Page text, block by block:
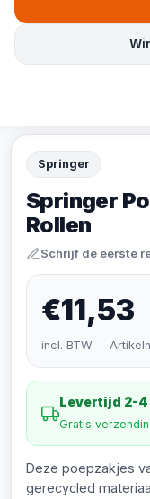
Springer
Springer
Rollen
Schrijf de eerste
€11,53
incl. BTW ·
Levertijd 2-
Gratis
Deze poepzakjes
gerecycled